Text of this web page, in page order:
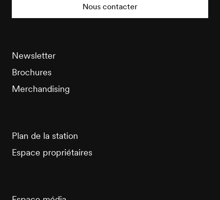
Nous contacter
Newsletter
Brochures
Merchandising
Plan de la station
Espace propriétaires